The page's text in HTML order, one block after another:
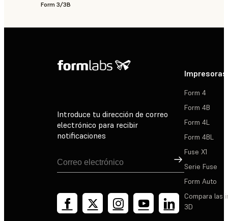
Form 3/3B
Introduce tu dirección de correo
electrónico para recibir
notificaciones
Suscribirse
Impresoras
Form 4
Form 4B
Form 4L
Form 4BL
Fuse X1
Serie Fuse
Form Auto
Compara las
3D